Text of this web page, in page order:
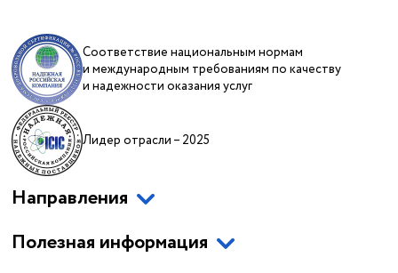
Соответствие национальным нормам
и международным требованиям по качеству
и надежности оказания услуг
Лидер отрасли – 2025
Направления
Полезная информация